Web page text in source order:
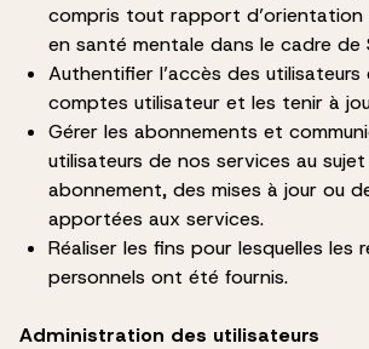
compris tout rapport d’orientation
en santé mentale dans le cadre de
Authentifier l’accès des utilisateurs
comptes utilisateur et les tenir à
Gérer les abonnements et
utilisateurs de nos services au
abonnement, des mises à jour ou
apportées aux services.
Réaliser les fins pour lesquelles les
personnels ont été fournis.
Administration des utilisateurs